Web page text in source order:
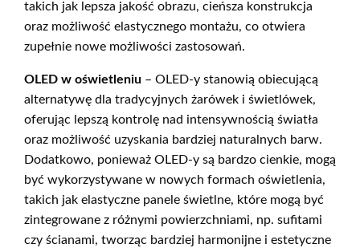
takich jak lepsza jakość obrazu, cieńsza konstrukcja
oraz możliwość elastycznego montażu, co otwiera
zupełnie nowe możliwości zastosowań.
OLED w oświetleniu – OLED-y stanowią obiecującą
alternatywę dla tradycyjnych żarówek i świetlówek,
oferując lepszą kontrolę nad intensywnością światła
oraz możliwość uzyskania bardziej naturalnych barw.
Dodatkowo, ponieważ OLED-y są bardzo cienkie, mogą
być wykorzystywane w nowych formach oświetlenia,
takich jak elastyczne panele świetlne, które mogą być
zintegrowane z różnymi powierzchniami, np. sufitami
czy ścianami, tworząc bardziej harmonijne i estetyczne